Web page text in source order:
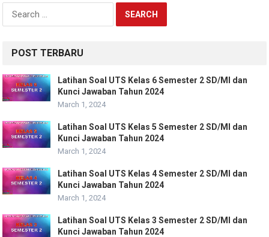
for:
POST TERBARU
Latihan Soal UTS Kelas 6 Semester 2 SD/MI dan
Kunci Jawaban Tahun 2024
March 1, 2024
Latihan Soal UTS Kelas 5 Semester 2 SD/MI dan
Kunci Jawaban Tahun 2024
March 1, 2024
Latihan Soal UTS Kelas 4 Semester 2 SD/MI dan
Kunci Jawaban Tahun 2024
March 1, 2024
Latihan Soal UTS Kelas 3 Semester 2 SD/MI dan
Kunci Jawaban Tahun 2024